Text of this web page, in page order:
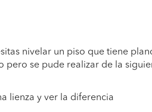
nivelar un piso que tiene
pero se pude realizar de la
lienza y ver la diferencia